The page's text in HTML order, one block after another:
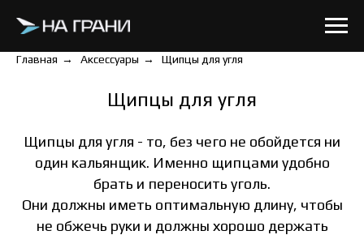
Главная → Аксессуары → Щипцы для угля
Щипцы для угля
Щипцы для угля - то, без чего не обойдется ни
один кальянщик. Именно щипцами удобно
брать и переносить уголь.
Они должны иметь оптимальную длину, чтобы
не обжечь руки и должны хорошо держать